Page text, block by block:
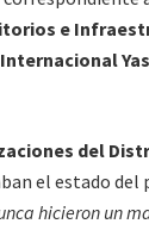
e
del
el estado
hicieron un